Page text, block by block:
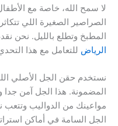
لا سمح الله، خاصة مع
الصراصير الصغيرة اللي
المطبخ وتطلع بالليل. نحن
الرياض للتعامل مع هذا
نستخدم حقن الجل الأصلي
المضمونة. هذا الجل آمن
مواعينك من الدواليب وتتعب
الجل السامة في أماكن